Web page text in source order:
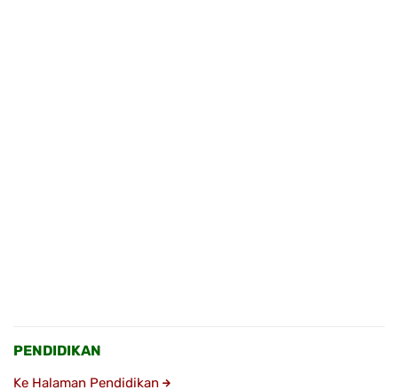
PENDIDIKAN
Ke Halaman Pendidikan